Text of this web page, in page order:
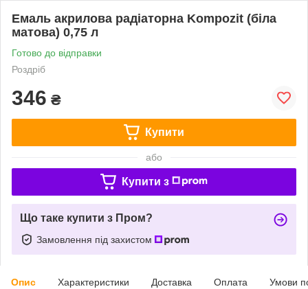
Емаль акрилова радіаторна Kompozit (біла
матова) 0,75 л
Готово до відправки
Роздріб
346 ₴
Купити
або
Купити з
Що таке купити з Пром?
Замовлення під захистом
Опис Характеристики Доставка Оплата Умови